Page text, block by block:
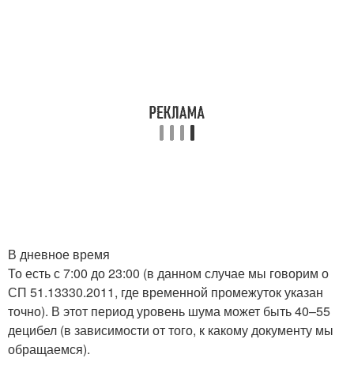
В дневное время
То есть с 7:00 до 23:00 (в данном случае мы говорим о
СП 51.13330.2011, где временной промежуток указан
точно). В этот период уровень шума может быть 40–55
децибел (в зависимости от того, к какому документу мы
обращаемся).